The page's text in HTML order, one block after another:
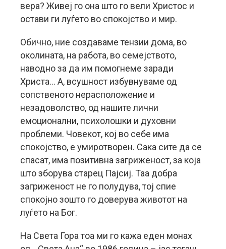
вера? Живеј го она што го вели Христос и
остави ги луѓето во спокојство и мир.
Обично, ние создаваме тензии дома, во
околината, на работа, во семејството,
наводно за да им помогнеме заради
Христа… А, всушност избувнуваме од
сопственото нерасположение и
незадоволство, од нашите лични
емоционални, психолошки и духовни
проблеми. Човекот, кој во себе има
спокојство, е умиротворен. Сака сите да се
спасат, има позитивна загриженост, за која
што зборува старец Пајсиј. Таа добра
загриженост не го полудува, тој спие
спокојно зошто го доверува животот на
луѓето на Бог.
На Света Гора тоа ми го кажа еден монах